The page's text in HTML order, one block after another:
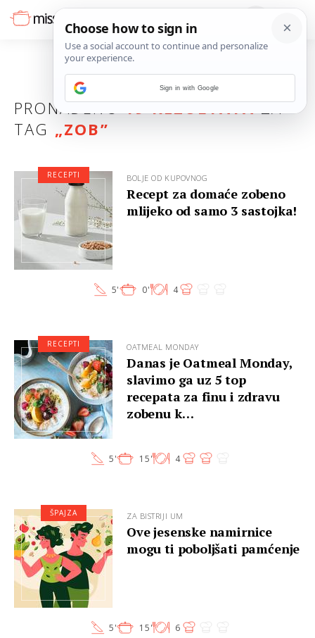
PRONAĐENO19 REZULTATAZA
TAG „ZOB”
BOLJE OD KUPOVNOG
Recept za domaće zobeno
mlijeko od samo 3 sastojka!
5' 0' 4
RECEPTI
OATMEAL MONDAY
Danas je Oatmeal Monday,
slavimo ga uz 5 top
recepata za finu i zdravu
zobenu k…
5' 15' 4
RECEPTI
ZA BISTRIJI UM
Ove jesenske namirnice
mogu ti poboljšati pamćenje
5' 15' 6
ŠPAJZA
Sign in with Google